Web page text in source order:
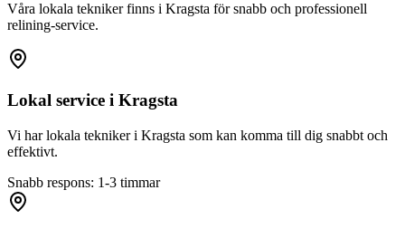
Våra lokala tekniker finns i Kragsta för snabb och professionell
relining-service.
Lokal service i Kragsta
Vi har lokala tekniker i Kragsta som kan komma till dig snabbt och
effektivt.
Snabb respons: 1-3 timmar